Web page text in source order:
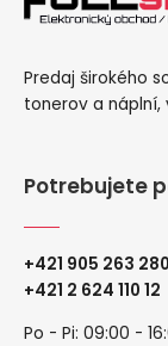
Predaj širokého
tonerov a
Potrebujete
+421 905 263 280
+421 2 624 110 12
Po - Pi: 09:00 -